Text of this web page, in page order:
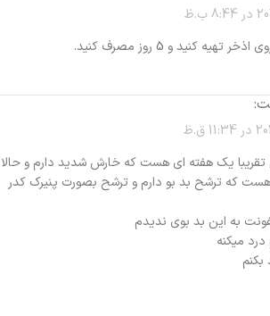
ب.ظ
تهیه کنید و 5 روز مصرف کنید.
ق.ظ
یک هفته ای هست که خارش شدید دارم و حالا
که ترشح بد بو دارم و ترشح بصورت پنیرک کدر
به این بد بوی ندیدم
میکنه
بکنم